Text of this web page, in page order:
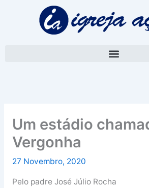
Um estádio
Vergonha
27 Novembro, 2020
Pelo padre José Júlio Rocha